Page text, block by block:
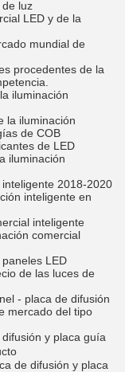
luz
LED y de la
mundial de
procedentes de la
iluminación
la iluminación
de COB
de LED
iluminación
2018-2020
inteligente en
inteligente
comercial
LED
de las luces de
- placa de difusión
mercado del tipo
y placa guía
de difusión y placa